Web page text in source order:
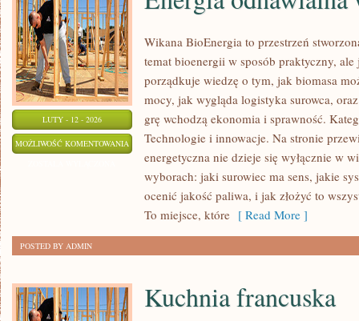
LUTY - 12 - 2026
MOŻLIWOŚĆ KOMENTOWANIA ENERGIA
ODNAWIALNA
POLSCE
Wikana BioEnergia to przestrzeń
temat bioenergii w sposób praktyczny,
porządkuje wiedzę o tym, jak biomasa
mocy, jak wygląda logistyka surowca,
grę wchodzą ekonomia i sprawność.
Technologie i innowacje. Na stronie
energetyczna nie dzieje się wyłącznie w
wyborach: jaki surowiec ma sens, jakie
ocenić jakość paliwa, i jak złożyć to
To miejsce, które [ Read More ]
POSTED BY ADMIN
Kuchnia francuska